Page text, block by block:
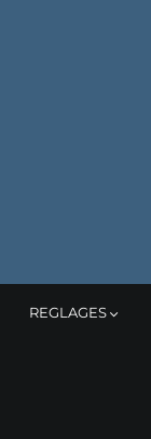
REGLAGES